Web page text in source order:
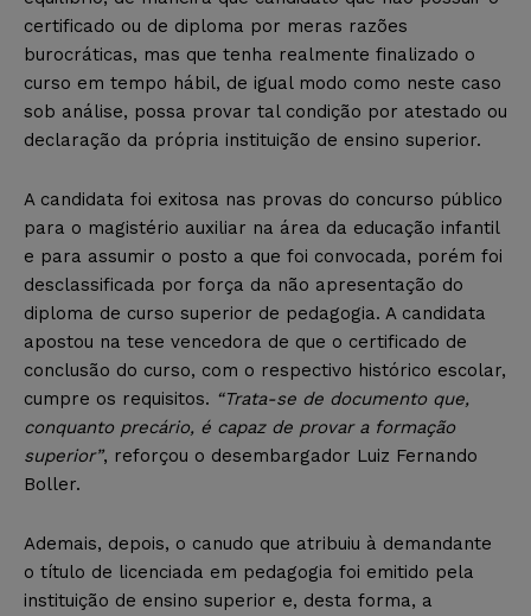
certificado ou de diploma por meras razões
burocráticas, mas que tenha realmente finalizado o
curso em tempo hábil, de igual modo como neste caso
sob análise, possa provar tal condição por atestado ou
declaração da própria instituição de ensino superior.
A candidata foi exitosa nas provas do concurso público
para o magistério auxiliar na área da educação infantil
e para assumir o posto a que foi convocada, porém foi
desclassificada por força da não apresentação do
diploma de curso superior de pedagogia. A candidata
apostou na tese vencedora de que o certificado de
conclusão do curso, com o respectivo histórico escolar,
cumpre os requisitos. “Trata-se de documento que,
conquanto precário, é capaz de provar a formação
superior”, reforçou o desembargador Luiz Fernando
Boller.
Ademais, depois, o canudo que atribuiu à demandante
o título de licenciada em pedagogia foi emitido pela
instituição de ensino superior e, desta forma, a